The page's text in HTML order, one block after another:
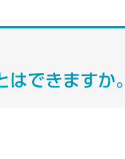
できますか。